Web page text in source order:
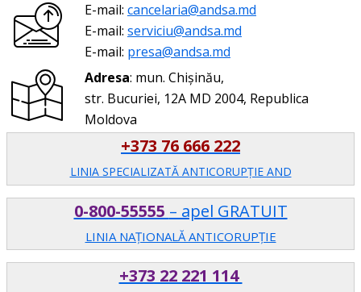
E-mail: cancelaria@andsa.md
E-mail: serviciu@andsa.md
E-mail: presa@andsa.md
Adresa: mun. Chișinău,
str. Bucuriei, 12A MD 2004, Republica
Moldova
+373 76 666 222
LINIA SPECIALIZATĂ ANTICORUPŢIE AND
0-800-55555 – apel GRATUIT
LINIA NAȚIONALĂ ANTICORUPȚIE
+373 22 221 114